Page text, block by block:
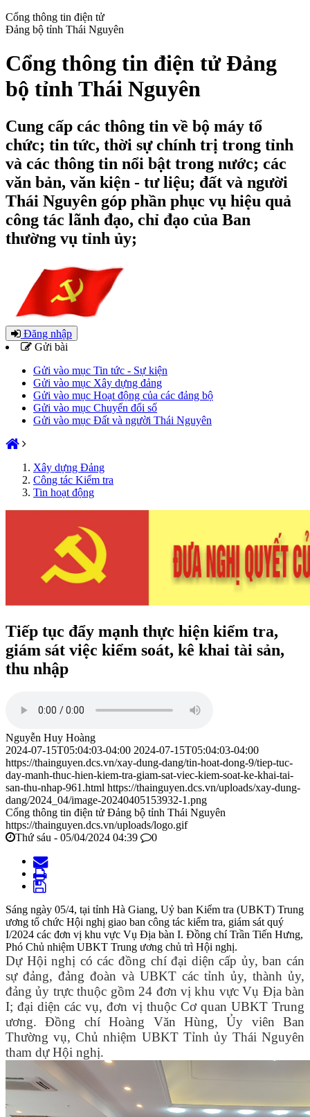
Cổng thông tin điện tử
Đảng bộ tỉnh Thái Nguyên
Cổng thông tin điện tử Đảng
bộ tỉnh Thái Nguyên
Cung cấp các thông tin về bộ máy tổ
chức; tin tức, thời sự chính trị trong tỉnh
và các thông tin nổi bật trong nước; các
văn bản, văn kiện - tư liệu; đất và người
Thái Nguyên góp phần phục vụ hiệu quả
công tác lãnh đạo, chỉ đạo của Ban
thường vụ tỉnh ủy;
Đăng nhập
Gửi bài
Gửi vào mục Tin tức - Sự kiện
Gửi vào mục Xây dựng đảng
Gửi vào mục Hoạt động của các đảng bộ
Gửi vào mục Chuyển đổi số
Gửi vào mục Đất và người Thái Nguyên
Xây dựng Đảng
Công tác Kiểm tra
Tin hoạt động
Tiếp tục đẩy mạnh thực hiện kiểm tra,
giám sát việc kiểm soát, kê khai tài sản,
thu nhập
Nguyễn Huy Hoàng
2024-07-15T05:04:03-04:00 2024-07-15T05:04:03-04:00
https://thainguyen.dcs.vn/xay-dung-dang/tin-hoat-dong-9/tiep-tuc-
day-manh-thuc-hien-kiem-tra-giam-sat-viec-kiem-soat-ke-khai-tai-
san-thu-nhap-961.html https://thainguyen.dcs.vn/uploads/xay-dung-
dang/2024_04/image-20240405153932-1.png
Cổng thông tin điện tử Đảng bộ tỉnh Thái Nguyên
https://thainguyen.dcs.vn/uploads/logo.gif
Thứ sáu - 05/04/2024 04:39
0
Sáng ngày 05/4, tại tỉnh Hà Giang, Uỷ ban Kiểm tra (UBKT) Trung
ương tổ chức Hội nghị giao ban công tác kiểm tra, giám sát quý
I/2024 các đơn vị khu vực Vụ Địa bàn I. Đồng chí Trần Tiến Hưng,
Phó Chủ nhiệm UBKT Trung ương chủ trì Hội nghị.
Dự Hội nghị cócác đồng chí đại diện cấp ủy, ban cán
sự đảng, đảng đoàn và UBKT các tỉnh ủy, thành ủy,
đảng ủy trực thuộc gồm 24 đơn vị khu vực Vụ Địa bàn
I; đại diện các vụ, đơn vị thuộc Cơ quan UBKT Trung
ương.Đồng chí Hoàng Văn Hùng, Ủy viên Ban
Thường vụ, Chủ nhiệm UBKT Tỉnh ủy Thái Nguyên
tham dự Hội nghị.